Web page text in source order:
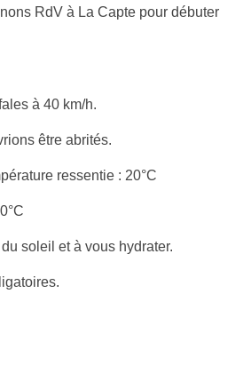
RdV à La Capte pour débuter
à 40 km/h.
être abrités.
ressentie : 20°C
soleil et à vous hydrater.